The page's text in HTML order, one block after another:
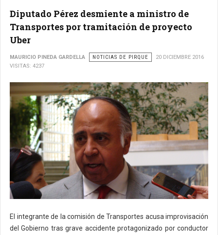
Diputado Pérez desmiente a ministro de
Transportes por tramitación de proyecto
Uber
MAURICIO PINEDA GARDELLA NOTICIAS DE PIRQUE
20 DICIEMBRE 2016
VISITAS: 4237
El integrante de la comisión de Transportes acusa improvisación
del Gobierno tras grave accidente protagonizado por conductor